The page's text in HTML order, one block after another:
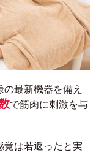
最新機器を備え
で筋肉に刺激を与
覚は若返ったと実